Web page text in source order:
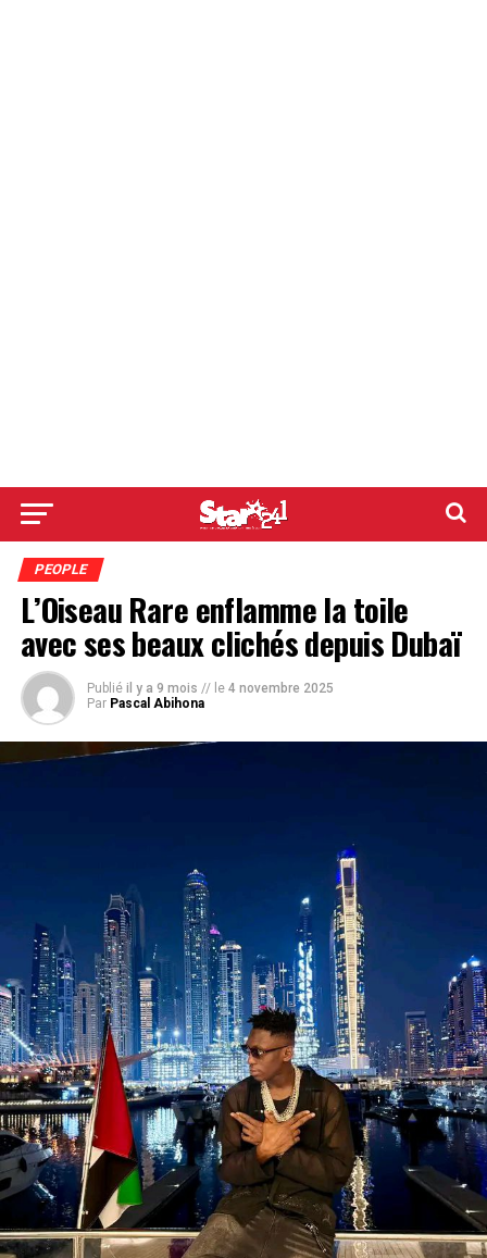
PEOPLE
L’Oiseau Rare enflamme la toile
avec ses beaux clichés depuis Dubaï
Publié il y a 9 mois // le 4 novembre 2025
Par Pascal Abihona